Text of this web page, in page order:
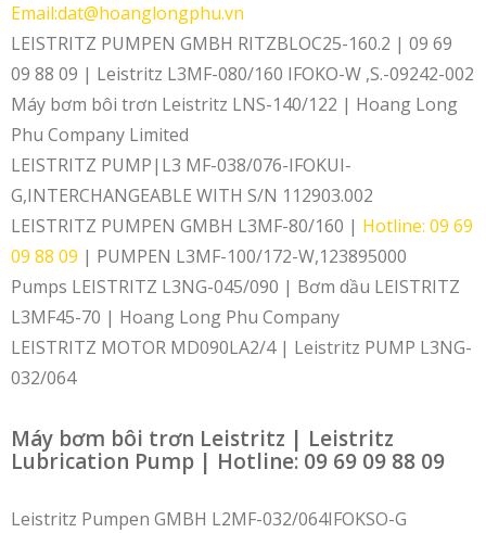
Email:dat@hoanglongphu.vn
LEISTRITZ PUMPEN GMBH RITZBLOC25-160.2 | 09 69
09 88 09 | Leistritz L3MF-080/160 IFOKO-W ,S.-09242-002
Máy bơm bôi trơn Leistritz LNS-140/122 | Hoang Long
Phu Company Limited
LEISTRITZ PUMP|L3 MF-038/076-IFOKUI-
G,INTERCHANGEABLE WITH S/N 112903.002
LEISTRITZ PUMPEN GMBH L3MF-80/160 | Hotline: 09 69
09 88 09 | PUMPEN L3MF-100/172-W,123895000
Pumps LEISTRITZ L3NG-045/090 | Bơm dầu LEISTRITZ
L3MF45-70 | Hoang Long Phu Company
LEISTRITZ MOTOR MD090LA2/4 | Leistritz PUMP L3NG-
032/064
Máy bơm bôi trơn Leistritz | Leistritz
Lubrication Pump | Hotline: 09 69 09 88 09
Leistritz Pumpen GMBH L2MF-032/064IFOKSO-G